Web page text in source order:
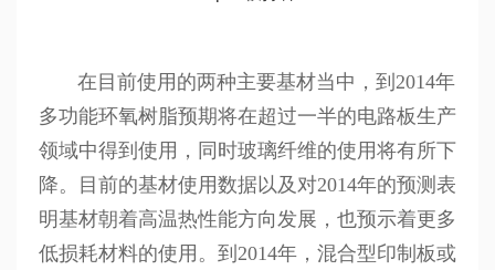
在目前使用的两种主要基材当中，到2014年
多功能环氧树脂预期将在超过一半的电路板生产
领域中得到使用，同时玻璃纤维的使用将有所下
降。目前的基材使用数据以及对2014年的预测表
明基材朝着高温热性能方向发展，也预示着更多
低损耗材料的使用。到2014年，混合型印制板或